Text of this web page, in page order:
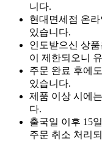
니다.
현대면세점 온
있습니다.
인도받으신 상
이 제한되오니
주문 완료 후에
있습니다.
제품 이상 시에
다.
출국일 이후 15
주문 취소 처리